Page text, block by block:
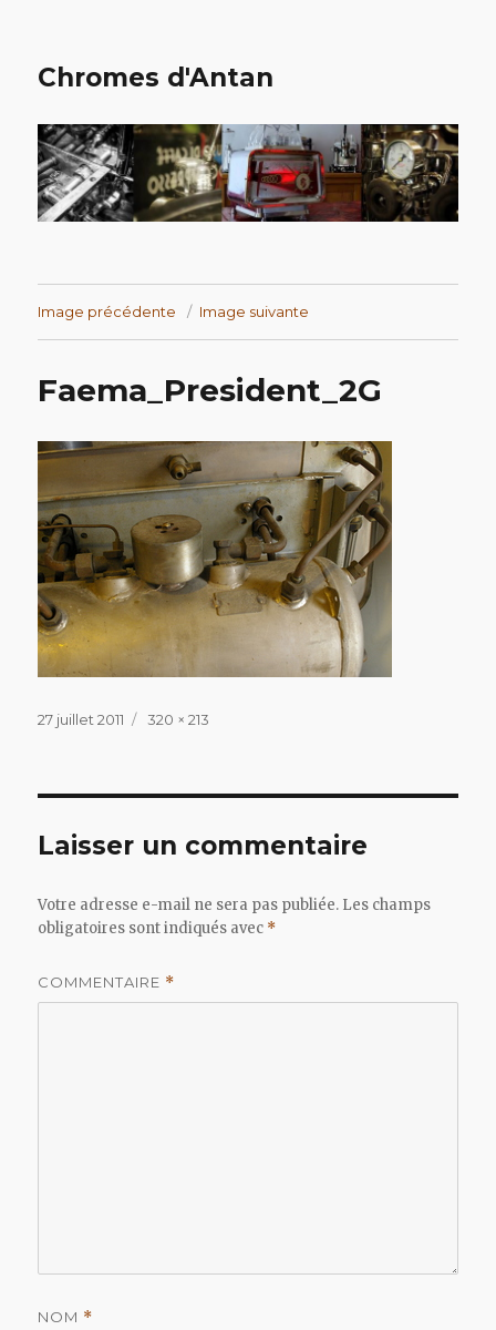
Chromes d'Antan
Image précédente Image suivante
Faema_President_2G
Publié
27 juillet 2011
Taille
320 × 213
Laisser un commentaire
Votre adresse e-mail ne sera pas publiée. Les champs
obligatoires sont indiqués avec *
COMMENTAIRE *
NOM *